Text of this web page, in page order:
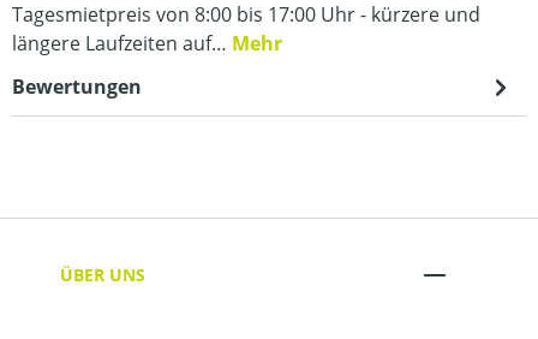
Tagesmietpreis von 8:00 bis 17:00 Uhr - kürzere und
längere Laufzeiten auf… Mehr
Bewertungen
ÜBER UNS